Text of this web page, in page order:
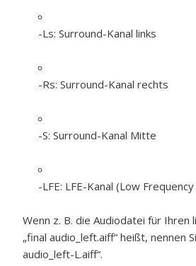
-Ls: Surround-Kanal links
-Rs: Surround-Kanal rechts
-S: Surround-Kanal Mitte
-LFE: LFE-Kanal (Low
Wenn z. B. die Audiodatei für Ihren
„final audio_left.aiff“ heißt, nennen
audio_left-L.aiff“.